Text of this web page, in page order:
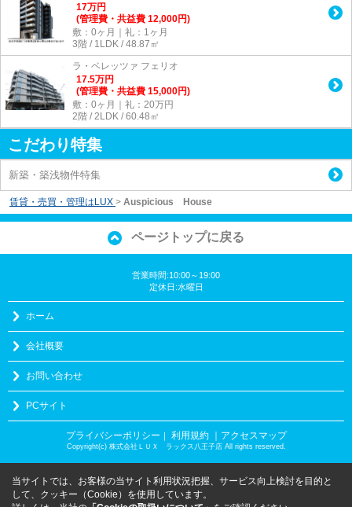
17万円
(管理費・共益費 12,000円)
敷：0ヶ月｜礼：1ヶ月
3階 / 1LDK / 48.87㎡
ラ・ベレッツァ フェリオ
17.5万円
(管理費・共益費 15,000円)
敷：0ヶ月｜礼：20万円
2階 / 2LDK / 60.48㎡
こだわり特集
新築・築浅物件特集
賃貸・売買・管理はLUX > Auspicious House
ページトップに戻る
営業時間:10:00～19:00
定休日:水曜日
ホーム
会社概要
お問い合わせ
PCサイト
プライバシーポリシー ｜ 利用規約 ｜アクセスマップ
Copyright(c) 株式会社ＬＵＸ ラックス八王子店 All rights reserved.
当サイトでは、お客様の当サイト利用状況把握、サービス向上検討を目的と
して、クッキー（Cookie）を使用しています。